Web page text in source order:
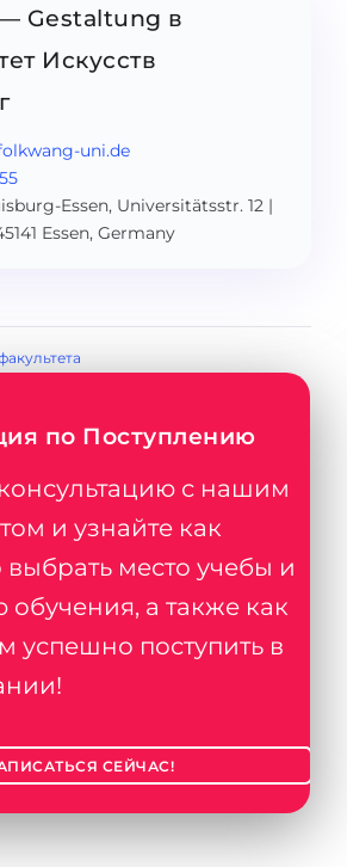
Gestaltung в
Искусств
uni.de
Essen, Universitätsstr. 12 |
Essen, Germany
по Поступлению
с нашим
и узнайте как
место учебы и
а также как
успешно поступить в
СЕЙЧАС!